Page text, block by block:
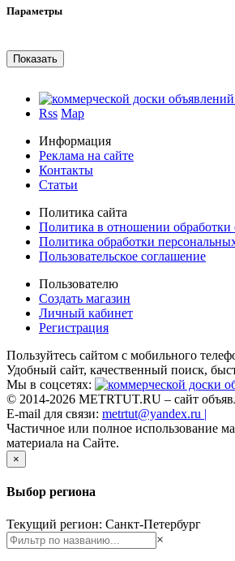
Параметры
Rss Map
Информация
Реклама на сайте
Контакты
Статьи
Политика сайта
Политика в отношении обработки
Политика обработки
Пользовательское соглашение
Пользователю
Создать магазин
Личный кабинет
Регистрация
Пользуйтесь сайтом с мобильного
Удобный сайт, качественный поиск,
Мы в соцсетях:
© 2014-2026 METRTUT.RU – сайт
E-mail для связи: metrtut@yandex.ru |
Частичное или полное использование
материала на Сайте.
×
Выбор региона
Текущий регион: Санкт-Петербург
×